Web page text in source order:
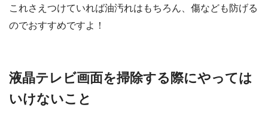
これさえつけていれば油汚れはもちろん、傷なども防げる
のでおすすめですよ！
液晶テレビ画面を掃除する際にやっては
いけないこと